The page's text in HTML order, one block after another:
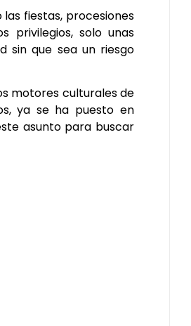
fiestas, procesiones
privilegios, solo unas
sin que sea un riesgo
motores culturales de
ya se ha puesto en
asunto para buscar